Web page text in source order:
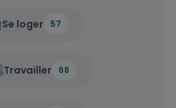
Se loger 57
Travailler 68